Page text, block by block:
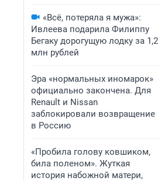
«Всё, потеряла я мужа»:
Ивлеева подарила Филиппу
Бегаку дорогущую лодку за 1,2
млн рублей
Эра «нормальных иномарок»
официально закончена. Для
Renault и Nissan
заблокировали возвращение
в Россию
«Пробила голову ковшиком,
била поленом». Жуткая
история набожной матери,